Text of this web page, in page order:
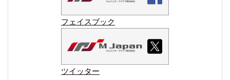
フェイスブック
ツイッター